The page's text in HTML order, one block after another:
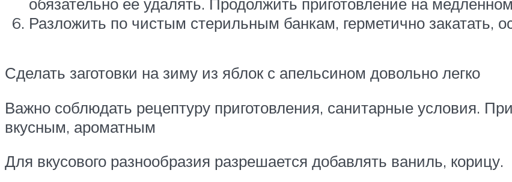
Разложить по чистым стерильным банкам, герметично закатать,
Сделать заготовки на зиму из яблок с апельсином довольно легко
Важно соблюдать рецептуру приготовления, санитарные условия.
вкусным, ароматным
Для вкусового разнообразия разрешается добавлять ваниль, корицу.